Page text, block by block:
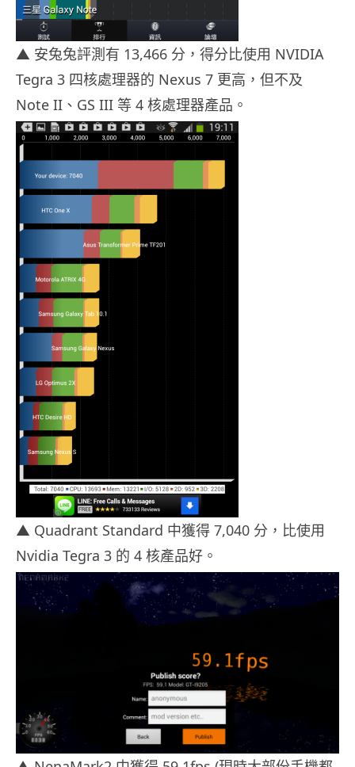
▲ 安兔兔評測有 13,466 分，得分比使用 NVIDIA
Tegra 3 四核處理器的 Nexus 7 更高，但不及
Note II、GS III 等 4 核處理器產品。
▲ Quadrant Standard 中獲得 7,040 分，比使用
Nvidia Tegra 3 的 4 核產品好。